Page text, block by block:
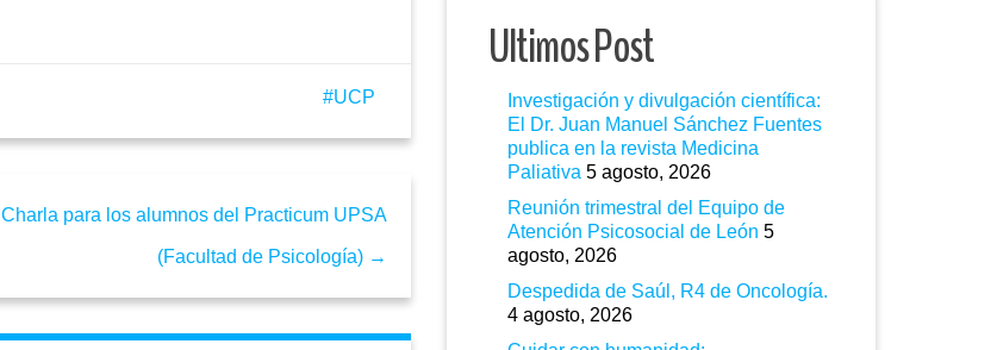
UCP
Charla para los alumnos del Practicum UPSA
(Facultad de Psicología) →
Ultimos Post
Investigación y divulgación científica:
El Dr. Juan Manuel Sánchez Fuentes
publica en la revista Medicina
Paliativa 5 agosto, 2026
Reunión trimestral del Equipo de
Atención Psicosocial de León 5
agosto, 2026
Despedida de Saúl, R4 de Oncología.
4 agosto, 2026